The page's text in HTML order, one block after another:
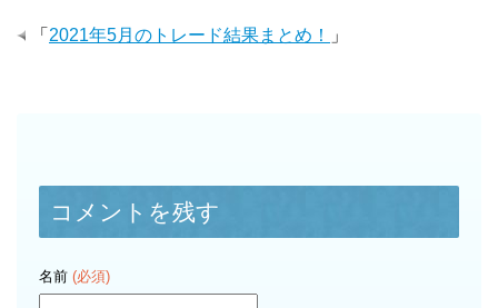
「 2021年5月のトレード結果まとめ！ 」
コメントを残す
名前 (必須)